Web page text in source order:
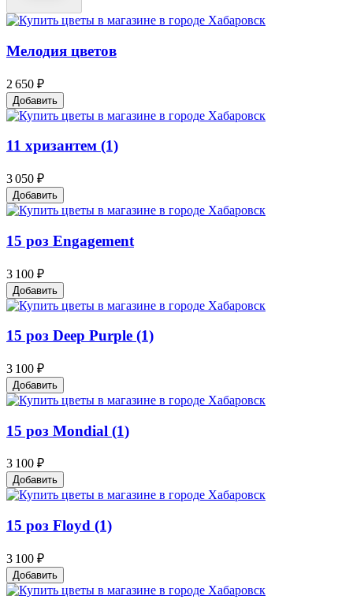
Мелодия цветов
2 650 ₽
Добавить
11 хризантем (1)
3 050 ₽
Добавить
15 роз Engagement
3 100 ₽
Добавить
15 роз Deep Purple (1)
3 100 ₽
Добавить
15 роз Mondial (1)
3 100 ₽
Добавить
15 роз Floyd (1)
3 100 ₽
Добавить